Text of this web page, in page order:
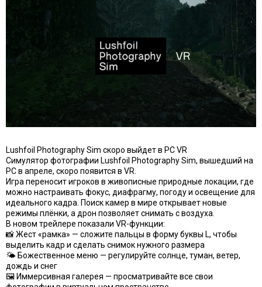
Lushfoil Photography Sim скоро выйдет в PC VR
Симулятор фотографии Lushfoil Photography Sim, вышедший на
PC в апреле, скоро появится в VR.
Игра переносит игроков в живописные природные локации, где
можно настраивать фокус, диафрагму, погоду и освещение для
идеального кадра. Поиск камер в мире открывает новые
режимы плёнки, а дрон позволяет снимать с воздуха.
В новом трейлере показали VR-функции:
📸 Жест «рамка» — сложите пальцы в форму буквы L, чтобы
выделить кадр и сделать снимок нужного размера
🌤 Божественное меню — регулируйте солнце, туман, ветер,
дождь и снег
🖼 Иммерсивная галерея — просматривайте все свои